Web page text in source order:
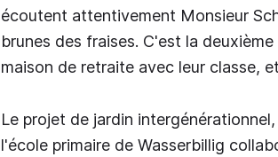
écoutent attentivement Monsieur
brunes des fraises. C'est la
maison de retraite avec leur classe,
Le projet de jardin
l'école primaire de Wasserbillig